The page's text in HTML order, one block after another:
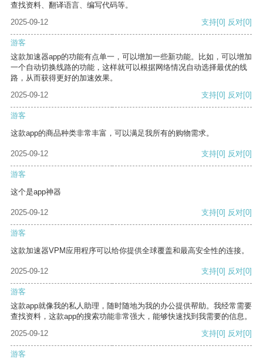
查找资料、翻译语言、编写代码等。
2025-09-12
支持[0] 反对[0]
游客
这款加速器app的功能有点单一，可以增加一些新功能。比如，可以增加
一个自动切换线路的功能，这样就可以根据网络情况自动选择最优的线
路，从而获得更好的加速效果。
2025-09-12
支持[0] 反对[0]
游客
这款app的商品种类非常丰富，可以满足我所有的购物需求。
2025-09-12 支持[0] 反对[0]
游客
这个是app神器
2025-09-12 支持[0] 反对[0]
游客
这款加速器VPM应用程序可以给你提供全球覆盖和最高安全性的连接。
2025-09-12 支持[0] 反对[0]
游客
这款app就像我的私人助理，随时随地为我的办公提供帮助。我经常需要
查找资料，这款app的搜索功能非常强大，能够快速找到我需要的信息。
2025-09-12
支持[0] 反对[0]
游客